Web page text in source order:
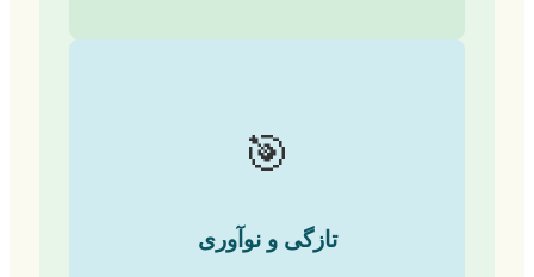
🎯
تازگی و نوآوری